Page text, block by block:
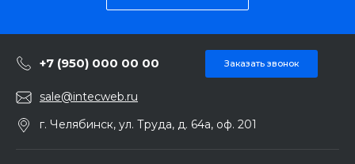
+7 (950) 000 00 00 Заказать звонок
sale@intecweb.ru
г. Челябинск, ул. Труда, д. 64а, оф. 201